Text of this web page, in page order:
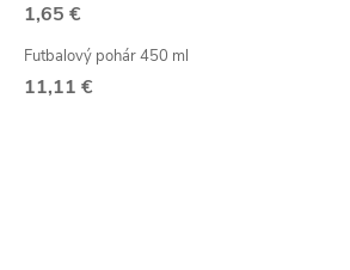
1,65 €
Futbalový pohár 450 ml
11,11 €